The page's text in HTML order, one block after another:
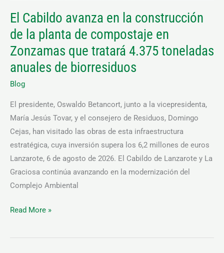
El Cabildo avanza en la construcción
de la planta de compostaje en
Zonzamas que tratará 4.375 toneladas
anuales de biorresiduos
Blog
El presidente, Oswaldo Betancort, junto a la vicepresidenta,
María Jesús Tovar, y el consejero de Residuos, Domingo
Cejas, han visitado las obras de esta infraestructura
estratégica, cuya inversión supera los 6,2 millones de euros
Lanzarote, 6 de agosto de 2026. El Cabildo de Lanzarote y La
Graciosa continúa avanzando en la modernización del
Complejo Ambiental
en
Zonzamas
que
tratará
4.375
toneladas
Read More »
opcionales.
Son
necesarias
para que
funcione la
web.
Para que
podamos
funcionalidad
y estructura
base a cómo
se usa la web.
mejor posible